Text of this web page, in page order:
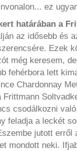
ez
határában a
az idősebb és
Ezek
még keresem,
fehérbora lett
Chardonnay
csodálkozni
feladja a leckét
jutott
mondott neki.